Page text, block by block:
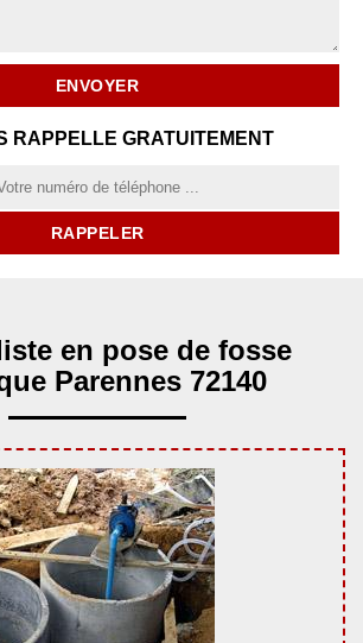
RAPPELLE GRATUITEMENT
en pose de fosse
Parennes 72140